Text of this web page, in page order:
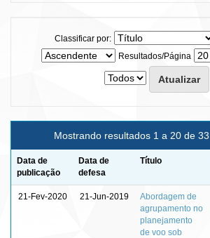
Classificar por:
Resultados/Página
Mostrando resultados 1 a 20 de 33
Data de
publicação
Data de
defesa
Título
21-Fev-2020 21-Jun-2019
Abordagem de
agrupamento no
planejamento
de voo sob